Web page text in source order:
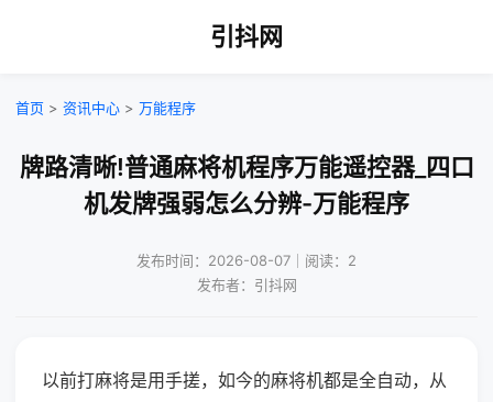
引抖网
首页 > 资讯中心 > 万能程序
牌路清晰!普通麻将机程序万能遥控器_四口
机发牌强弱怎么分辨-万能程序
发布时间：2026-08-07｜阅读：2
发布者：引抖网
以前打麻将是用手搓，如今的麻将机都是全自动，从